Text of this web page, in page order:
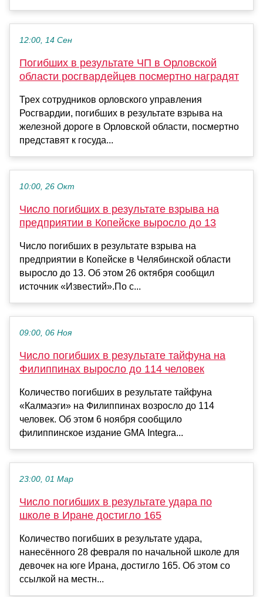
12:00, 14 Сен
Погибших в результате ЧП в Орловской
области росгвардейцев посмертно наградят
Трех сотрудников орловского управления
Росгвардии, погибших в результате взрыва на
железной дороге в Орловской области, посмертно
представят к госуда...
10:00, 26 Окт
Число погибших в результате взрыва на
предприятии в Копейске выросло до 13
Число погибших в результате взрыва на
предприятии в Копейске в Челябинской области
выросло до 13. Об этом 26 октября сообщил
источник «Известий».По с...
09:00, 06 Ноя
Число погибших в результате тайфуна на
Филиппинах выросло до 114 человек
Количество погибших в результате тайфуна
«Калмаэги» на Филиппинах возросло до 114
человек. Об этом 6 ноября сообщило
филиппинское издание GMA Integra...
23:00, 01 Мар
Число погибших в результате удара по
школе в Иране достигло 165
Количество погибших в результате удара,
нанесённого 28 февраля по начальной школе для
девочек на юге Ирана, достигло 165. Об этом со
ссылкой на местн...